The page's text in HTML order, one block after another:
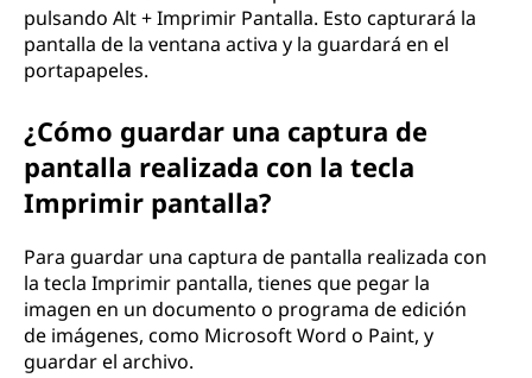
pulsando Alt + Imprimir Pantalla. Esto capturará la
pantalla de la ventana activa y la guardará en el
portapapeles.
¿Cómo guardar una captura de
pantalla realizada con la tecla
Imprimir pantalla?
Para guardar una captura de pantalla realizada con
la tecla Imprimir pantalla, tienes que pegar la
imagen en un documento o programa de edición
de imágenes, como Microsoft Word o Paint, y
guardar el archivo.